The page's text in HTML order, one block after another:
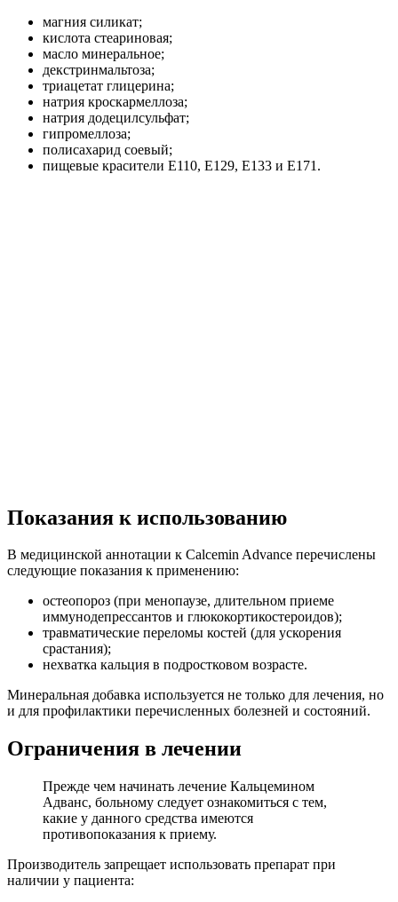
магния силикат;
кислота стеариновая;
масло минеральное;
декстринмальтоза;
триацетат глицерина;
натрия кроскармеллоза;
натрия додецилсульфат;
гипромеллоза;
полисахарид соевый;
пищевые красители Е110, Е129, Е133 и Е171.
Показания к использованию
В медицинской аннотации к Calcemin Advance перечислены
следующие показания к применению:
остеопороз (при менопаузе, длительном приеме
иммунодепрессантов и глюкокортикостероидов);
травматические переломы костей (для ускорения
срастания);
нехватка кальция в подростковом возрасте.
Минеральная добавка используется не только для лечения, но
и для профилактики перечисленных болезней и состояний.
Ограничения в лечении
Прежде чем начинать лечение Кальцемином
Адванс, больному следует ознакомиться с тем,
какие у данного средства имеются
противопоказания к приему.
Производитель запрещает использовать препарат при
наличии у пациента: